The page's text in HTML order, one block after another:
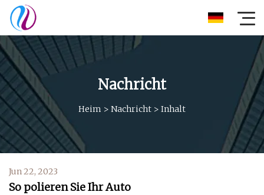
Nachricht
Heim > Nachricht > Inhalt
Jun 22, 2023
So polieren Sie Ihr Auto